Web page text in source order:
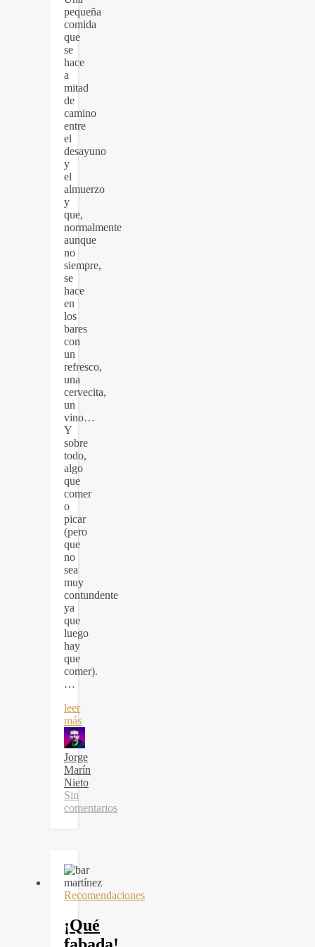
pequeña
comida
que
se
hace
a
mitad
de
camino
entre
el
desayuno
y
el
almuerzo
y
que,
normalmente
aunque
no
siempre,
se
hace
en
los
bares
con
un
refresco,
una
cervecita,
un
vino…
Y
sobre
todo,
algo
que
comer
o
picar
(pero
que
no
sea
muy
contundente
ya
que
luego
hay
que
comer).
…
leer
más
Jorge
Marín
Nieto
Sin
comentarios
Recomendaciones
¡Qué